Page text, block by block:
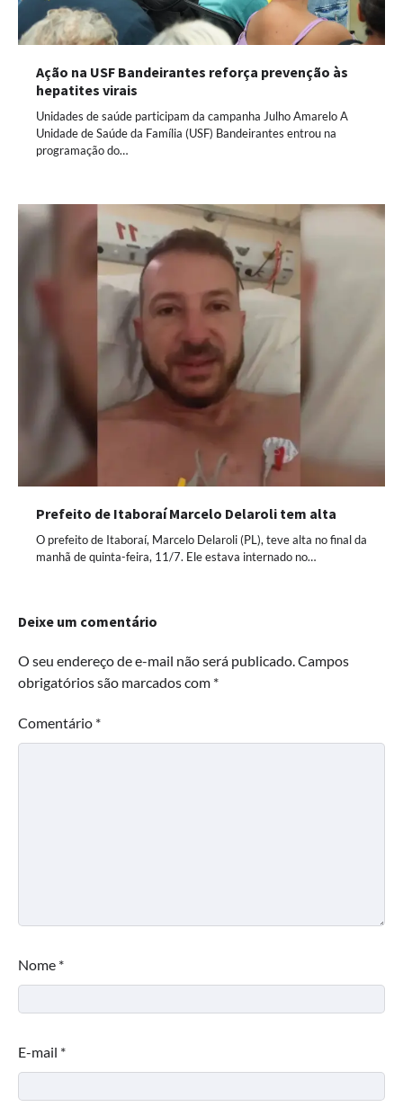
Ação na USF Bandeirantes reforça prevenção às
hepatites virais
Unidades de saúde participam da campanha Julho Amarelo A
Unidade de Saúde da Família (USF) Bandeirantes entrou na
programação do…
Prefeito de Itaboraí Marcelo Delaroli tem alta
O prefeito de Itaboraí, Marcelo Delaroli (PL), teve alta no final da
manhã de quinta-feira, 11/7. Ele estava internado no…
Deixe um comentário
O seu endereço de e-mail não será publicado.Campos
obrigatórios são marcados com *
Comentário *
Nome *
E-mail *